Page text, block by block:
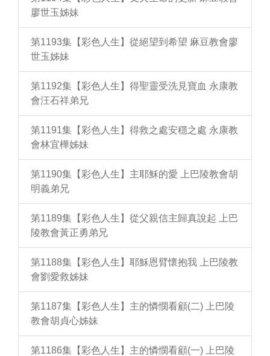
廖世玉姊妹
第1193集【彩色人生】從絕望到希望 麻豆教會廖
世玉姊妹
第1192集【彩色人生】得聖靈受洗見寶血 永康教
會汪石祥弟兄
第1191集【彩色人生】得救之處安穩之處 永康教
會林宜樺姊妹
第1190集【彩色人生】主耶穌的愛 上巴陵教會胡
明義弟兄
第1189集【彩色人生】從父親信主歸真說起 上巴
陵教會黃正勇弟兄
第1188集【彩色人生】耶穌恩臂懷抱我 上巴陵教
會劉愛救姊妹
第1187集【彩色人生】主的憐憫看顧(二) 上巴陵
教會胡貞心姊妹
第1186集【彩色人生】主的憐憫看顧(一) 上巴陵